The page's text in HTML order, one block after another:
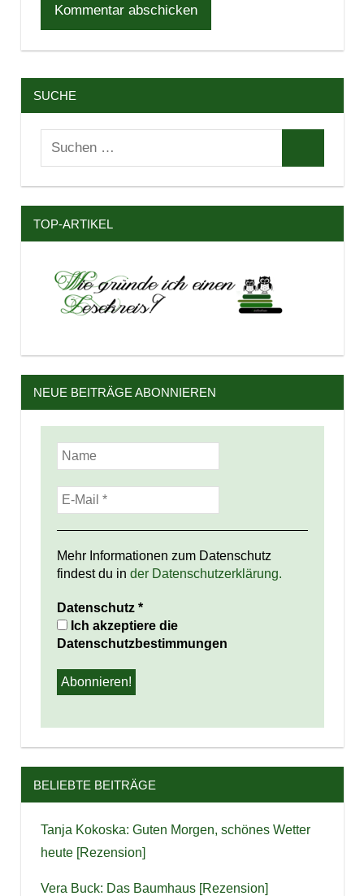
SUCHE
Suchen
TOP-ARTIKEL
NEUE BEITRÄGE ABONNIEREN
Mehr Informationen zum Datenschutz
findest du in der Datenschutzerklärung.
Datenschutz *
Ich akzeptiere die
Datenschutzbestimmungen
BELIEBTE BEITRÄGE
Tanja Kokoska: Guten Morgen, schönes Wetter
heute [Rezension]
Vera Buck: Das Baumhaus [Rezension]